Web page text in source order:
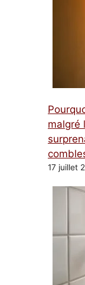
malgré
17 juillet